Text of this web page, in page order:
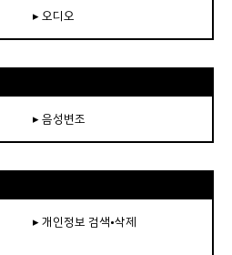
▸ 오디오
▸ 음성변조
▸ 개인정보 검색•삭제